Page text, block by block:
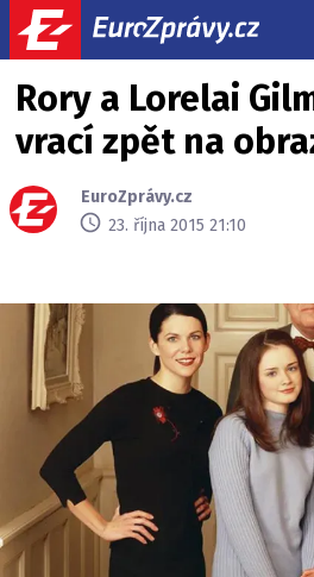
Rory a Lorelai
vrací zpět na
EuroZprávy.cz
23. října 2015 21:10